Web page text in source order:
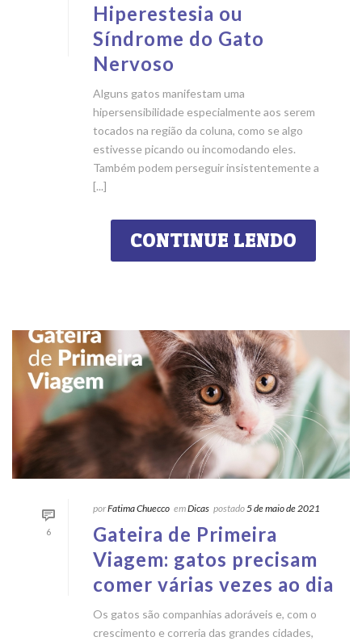
Hiperestesia ou
Síndrome do Gato
Nervoso
Alguns gatos manifestam uma
hipersensibilidade especialmente aos serem
tocados na região da coluna, como se algo
estivesse picando ou incomodando eles.
Também podem perseguir insistentemente a
[...]
CONTINUE LENDO
6
porFatima Chuecco emDicas postado5 de maio de 2021
Gateira de Primeira
Viagem: gatos precisam
comer várias vezes ao dia
Os gatos são companhias adoráveis e, com o
crescimento e correria das grandes cidades,